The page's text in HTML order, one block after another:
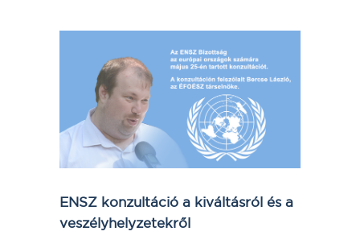
ENSZ konzultáció a kiváltásról és a
veszélyhelyzetekről